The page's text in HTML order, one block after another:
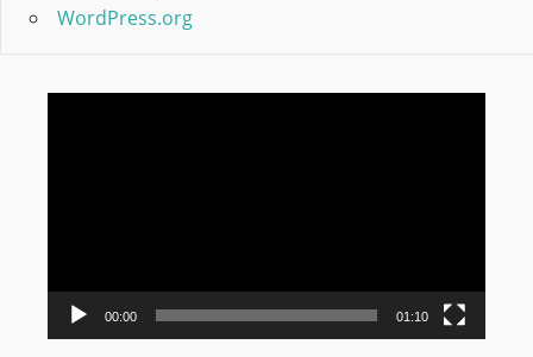
WordPress.org
00:00 01:10